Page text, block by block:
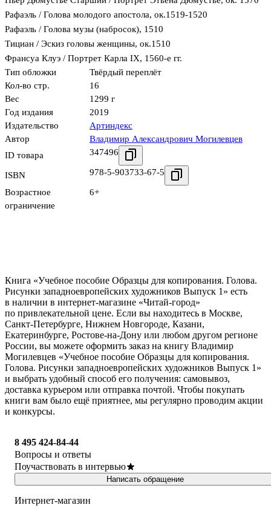
Рафаэль / Голова молодого апостола, ок.1519-1520
Рафаэль / Голова музы (набросок), 1510
Тициан / Эскиз головы женщины, ок.1510
Франсуа Клуэ / Портрет Карла IХ, 1560-е гг.
Тип обложки
Твёрдый переплёт
Кол-во стр.
16
Вес
1299 г
Год издания
2019
Издательство
Артиндекс
Автор
Владимир Александрович Могилевцев
ID товара
347496
ISBN 978-5-903733-67-5
Возрастное
ограничение
6+
Книга «Учебное пособие Образцы для копирования. Голова.
Рисунки западноевропейских художников Выпуск 1» есть
в наличии в интернет-магазине «Читай-город»
по привлекательной цене. Если вы находитесь в Москве,
Санкт-Петербурге, Нижнем Новгороде, Казани,
Екатеринбурге, Ростове-на-Дону или любом другом регионе
России, вы можете оформить заказ на книгу Владимир
Могилевцев «Учебное пособие Образцы для копирования.
Голова. Рисунки западноевропейских художников Выпуск 1»
и выбрать удобный способ его получения: самовывоз,
доставка курьером или отправка почтой. Чтобы покупать
книги вам было ещё приятнее, мы регулярно проводим акции
и конкурсы.
8 495 424-84-44
Вопросы и ответы
Поучаствовать в интервью
Написать обращение
Интернет-магазин